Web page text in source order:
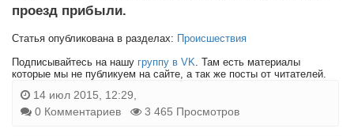
проезд прибыли.
Статья опубликована в разделах: Происшествия
Подписывайтесь на нашу группу в VK . Там есть материалы
которые мы не публикуем на сайте, а так же посты от читателей.
14 июл 2015, 12:29,
0 Комментариев
3 465 Просмотров